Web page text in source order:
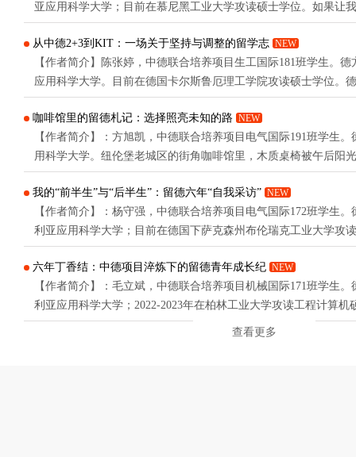
中...
亚应用科学大学；目前在慕尼黑工业大学攻读硕士学位。如果让
活，“舒服”“惬意”这两个词，和它大概是沾不上边的。对我来说
浪漫的海外求学之旅，而更像是一段磕磕绊绊、不断调整，也不
不是那个最顺利的人，很多时候甚至比别人慢了一拍。但也正因
的...
从中德2+3到KIT：一场关于坚持与调整的留学志 NEW
【作者简介】陈张婷，中德联合培养项目生工国际181班学生。
应用科学大学。目前在德国卡尔斯鲁厄理工学院攻读硕士学位。
了初春的气息，街边的树枝冒出新芽，花朵悄然绽放。沐浴在温
前刚来德国的那个九月。那是2021年夏末，酷暑还未完全散去，
航班，对未来既期待又迷茫。这一切经历都要从高考结束的那个
咖啡馆里的留德札记：选择照亮未知的路 NEW
【作者简介】：方旭凯，中德联合培养项目电气国际191班学生
用科学大学。纽伦堡老城区的街角咖啡馆里，木质桌椅被午后阳
的奶泡上撒着肉桂粉，空气里混着烤杏仁饼干的香气。邻桌德国
谈，窗外有轨电车叮当作响地驶过鹅卵石街道——这样的场景，
国的那个秋天。那时的我正站在人生的十字路口——原本已经通
我的“前半生”与“后半生”：留德六年“自我采访” NEW
【作者简介】：杨守强，中德联合培养项目电气国际172班学生
利亚应用科学大学；目前在德国下萨克森州布伦瑞克工业大学攻
特法利亚应用科学大学助教。当丁老师找到我时，我内心其实颇
言谈而非笔墨，肚子里确实没什么墨水，说的时候还能掩饰，变
以，我想以自问自答的方式，对我的六年留学生涯做一次自我“采
六年丁香结：中德项目淬炼下的留德青年成长纪 NEW
【作者简介】：毛立斌，中德联合培养项目机械国际171班学生
利亚应用科学大学；2022-2023年在柏林工业大学攻读工程计算机
克劳斯塔尔工业大学完成数据技术硕士；目前正在攻读博士学位
查看更多